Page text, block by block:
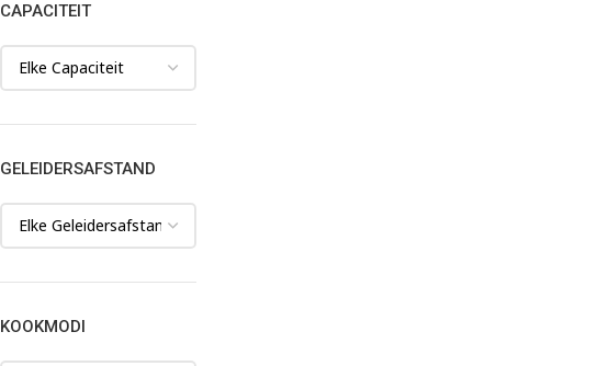
CAPACITEIT
GELEIDERSAFSTAND
KOOKMODI